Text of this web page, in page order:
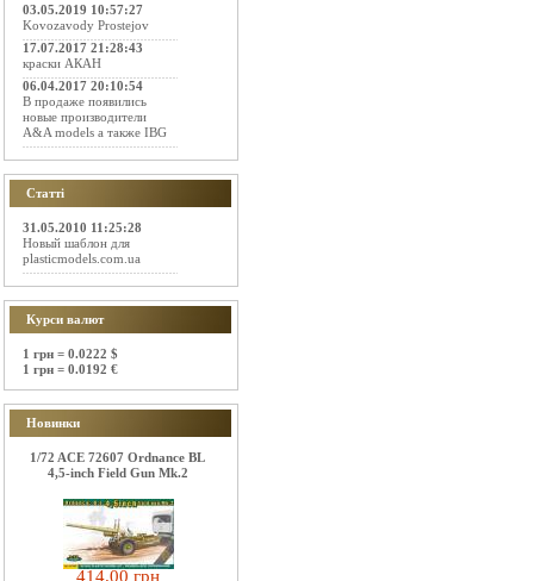
03.05.2019 10:57:27
Kovozavody Prostejov
17.07.2017 21:28:43
краски АКАН
06.04.2017 20:10:54
В продаже появились
новые производители
A&A models а также IBG
Статті
31.05.2010 11:25:28
Новый шаблон для
plasticmodels.com.ua
Курси валют
1 грн = 0.0222 $
1 грн = 0.0192 €
Новинки
1/72 ACE 72607 Ordnance BL
4,5-inch Field Gun Mk.2
414.00 грн